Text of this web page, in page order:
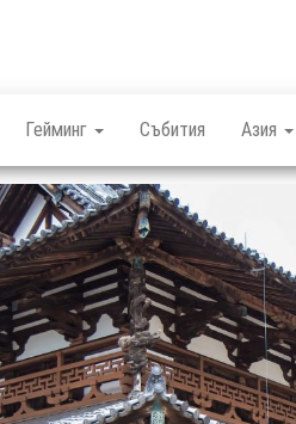
Гейминг Събития Азия